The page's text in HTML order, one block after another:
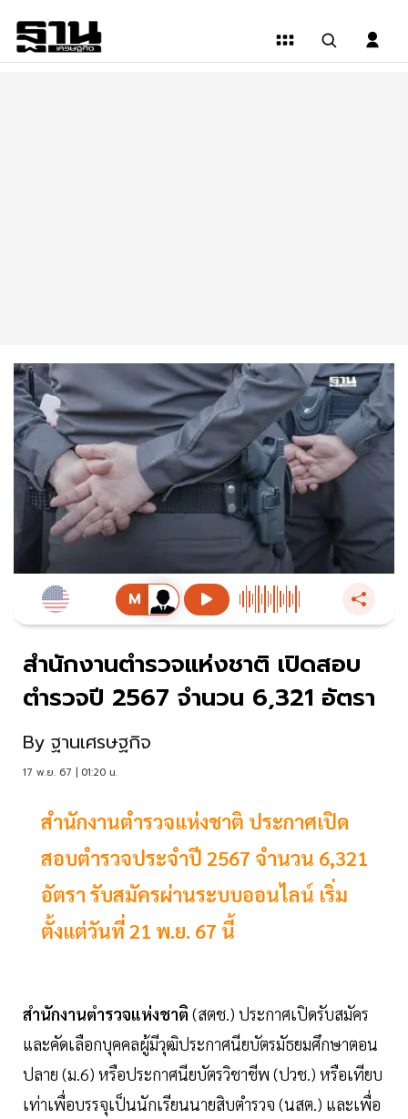
สำนักงานตำรวจแห่งชาติ เปิดสอบ
ตำรวจปี 2567 จำนวน 6,321 อัตรา
By ฐานเศรษฐกิจ
17 พ.ย. 67 | 01:20 น.
สำนักงานตำรวจแห่งชาติ ประกาศเปิด
สอบตำรวจประจำปี 2567 จำนวน 6,321
อัตรา รับสมัครผ่านระบบออนไลน์ เริ่ม
ตั้งแต่วันที่ 21 พ.ย. 67 นี้
สำนักงานตำรวจแห่งชาติ (สตช.) ประกาศเปิดรับสมัคร
และคัดเลือกบุคคลผู้มีวุฒิประกาศนียบัตรมัธยมศึกษาตอน
ปลาย (ม.6) หรือประกาศนียบัตรวิชาชีพ (ปวช.) หรือเทียบ
เท่าเพื่อบรรจุเป็นนักเรียนนายสิบตำรวจ (นสต.) และเพื่อ